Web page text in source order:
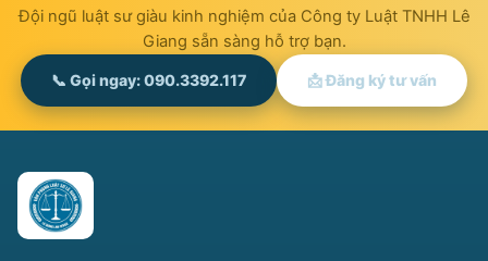
Đội ngũ luật sư giàu kinh nghiệm của Công ty Luật TNHH Lê
Giang sẵn sàng hỗ trợ bạn.
📞 Gọi ngay: 090.3392.117 📩 Đăng ký tư vấn